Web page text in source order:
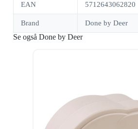
EAN 5712643062820
Brand Done by Deer
Se også Done by Deer